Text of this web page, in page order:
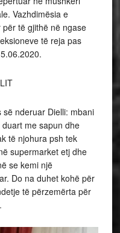
Vazhdimësia e
të gjithë në ngase
të reja pas
nderuar Dielli: mbani
me sapun dhe
të njohura psh tek
supermarket etj dhe
se kemi një
Do na duhet kohë për
të përzemërta për